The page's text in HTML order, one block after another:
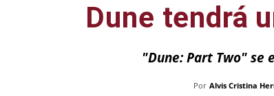
Dune tendrá
"Dune: Part Two" se
Por Alvis Cristina